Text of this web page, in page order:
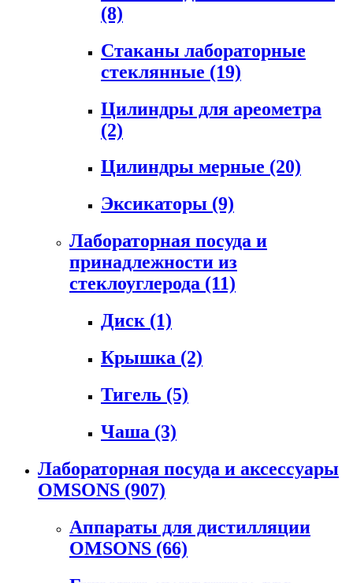
(8)
Стаканы лабораторные
стеклянные (19)
Цилиндры для ареометра
(2)
Цилиндры мерные (20)
Эксикаторы (9)
Лабораторная посуда и
принадлежности из
стеклоуглерода (11)
Диск (1)
Крышка (2)
Тигель (5)
Чаша (3)
Лабораторная посуда и аксессуары
OMSONS (907)
Аппараты для дистилляции
OMSONS (66)